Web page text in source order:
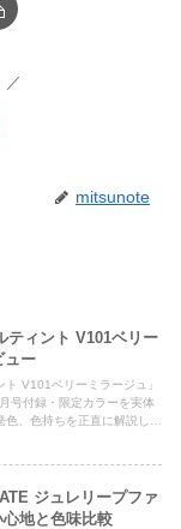
mitsunote
ティント V101ベリー
ュー
V101ベリーミラージュ」
号付録・限定カラーを実体
、色持ちを正直に解説しま
ジュレリープファ
地と色味比較